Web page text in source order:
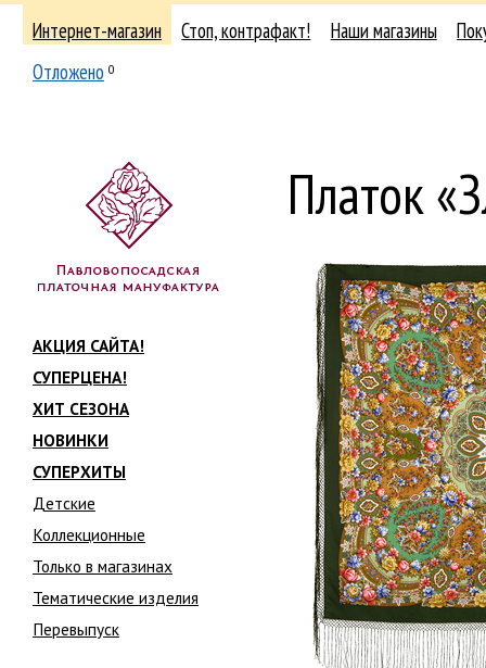
Интернет-магазин Стоп, контрафакт! Наши магазины
Отложено 0
АКЦИЯ САЙТА!
СУПЕРЦЕНА!
ХИТ СЕЗОНА
НОВИНКИ
СУПЕРХИТЫ
Детские
Коллекционные
Только в магазинах
Тематические изделия
Перевыпуск
Платок